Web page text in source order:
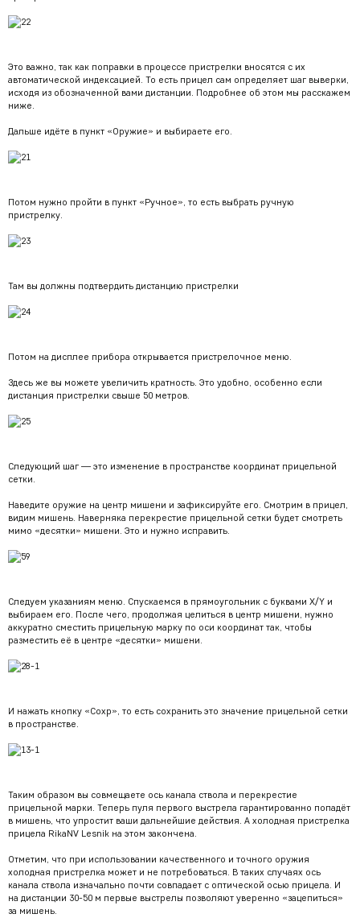
Это важно, так как поправки в процессе пристрелки вносятся с их
автоматической индексацией. То есть прицел сам определяет шаг выверки,
исходя из обозначенной вами дистанции. Подробнее об этом мы расскажем
ниже.
Дальше идёте в пункт «Оружие» и выбираете его.
Потом нужно пройти в пункт «Ручное», то есть выбрать ручную
пристрелку.
Там вы должны подтвердить дистанцию пристрелки
Потом на дисплее прибора открывается пристрелочное меню.
Здесь же вы можете увеличить кратность. Это удобно, особенно если
дистанция пристрелки свыше 50 метров.
Следующий шаг — это изменение в пространстве координат прицельной
сетки.
Наведите оружие на центр мишени и зафиксируйте его. Смотрим в прицел,
видим мишень. Наверняка перекрестие прицельной сетки будет смотреть
мимо «десятки» мишени. Это и нужно исправить.
Следуем указаниям меню. Спускаемся в прямоугольник с буквами Х/Y и
выбираем его. После чего, продолжая целиться в центр мишени, нужно
аккуратно сместить прицельную марку по оси координат так, чтобы
разместить её в центре «десятки» мишени.
И нажать кнопку «Сохр», то есть сохранить это значение прицельной сетки
в пространстве.
Таким образом вы совмещаете ось канала ствола и перекрестие
прицельной марки. Теперь пуля первого выстрела гарантированно попадёт
в мишень, что упростит ваши дальнейшие действия. А холодная пристрелка
прицела RikaNV Lesnik на этом закончена.
Отметим, что при использовании качественного и точного оружия
холодная пристрелка может и не потребоваться. В таких случаях ось
канала ствола изначально почти совпадает с оптической осью прицела. И
на дистанции 30-50 м первые выстрелы позволяют уверенно «зацепиться»
за мишень.